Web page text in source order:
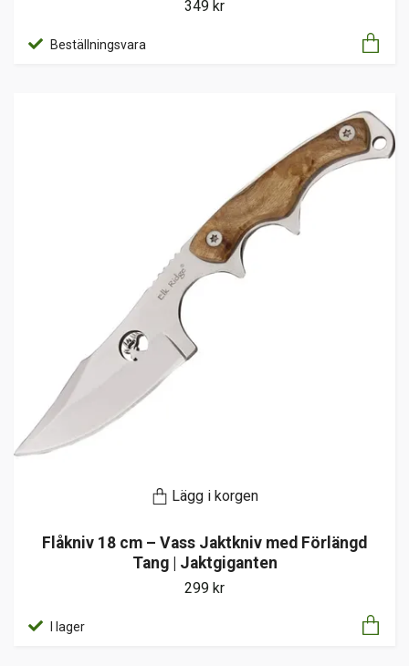
349 kr
Beställningsvara
Lägg i korgen
Flåkniv 18 cm – Vass Jaktkniv med Förlängd
Tang | Jaktgiganten
299 kr
I lager